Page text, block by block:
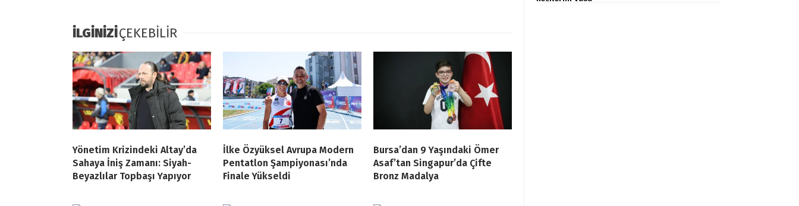
İLGİNİZİÇEKEBİLİR
Yönetim Krizindeki Altay’da
Sahaya İniş Zamanı: Siyah-
Beyazlılar Topbaşı Yapıyor
İlke Özyüksel Avrupa Modern
Pentatlon Şampiyonası’nda
Finale Yükseldi
Bursa’dan 9 Yaşındaki Ömer
Asaf’tan Singapur’da Çifte
Bronz Madalya